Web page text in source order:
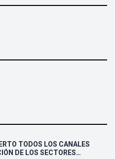
TODOS LOS CANALES
DE LOS SECTORES